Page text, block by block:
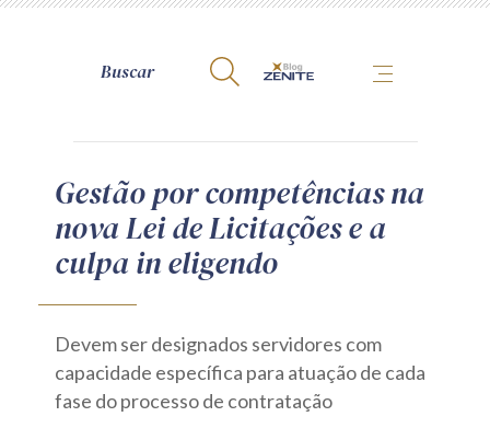
A Zênite
Como publicar conosco
Site da Zênite
Termos de uso
Política de Privacidade
Guia de Direitos dos Titulares de Dados
Gestão por competências na
nova Lei de Licitações e a
culpa in eligendo
Devem ser designados servidores com
capacidade específica para atuação de cada
fase do processo de contratação